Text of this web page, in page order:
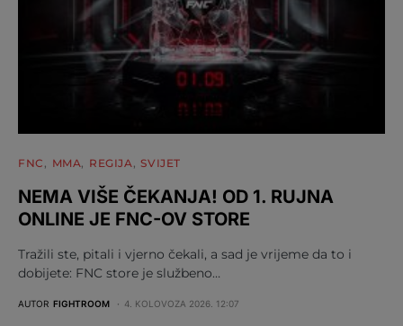
FNC MMA REGIJA SVIJET
NEMA VIŠE ČEKANJA! OD 1. RUJNA
ONLINE JE FNC-OV STORE
Tražili ste, pitali i vjerno čekali, a sad je vrijeme da to i
dobijete: FNC store je službeno…
AUTOR FIGHTROOM 4. KOLOVOZA 2026. 12:07